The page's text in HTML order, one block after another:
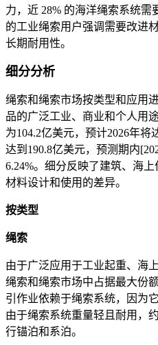
力，近 28% 的海洋绳索系统需
的工业绳索用户强调需要改进
长期耐用性。
细分分析
绳索和绳索市场按类型和应用
品的广泛工业、商业和个人用
为104.2亿美元，预计2026年将
达到190.8亿美元，预测期内
6.24%。细分反映了建筑、海
材料设计和使用的差异。
按类型
绳索
由于广泛应用于工业起重、海
绳索和绳索市场中占据最大份
引作业依赖于绳索系统，因为
由于绳索系统重量轻且耐用，
行锚泊和系泊。